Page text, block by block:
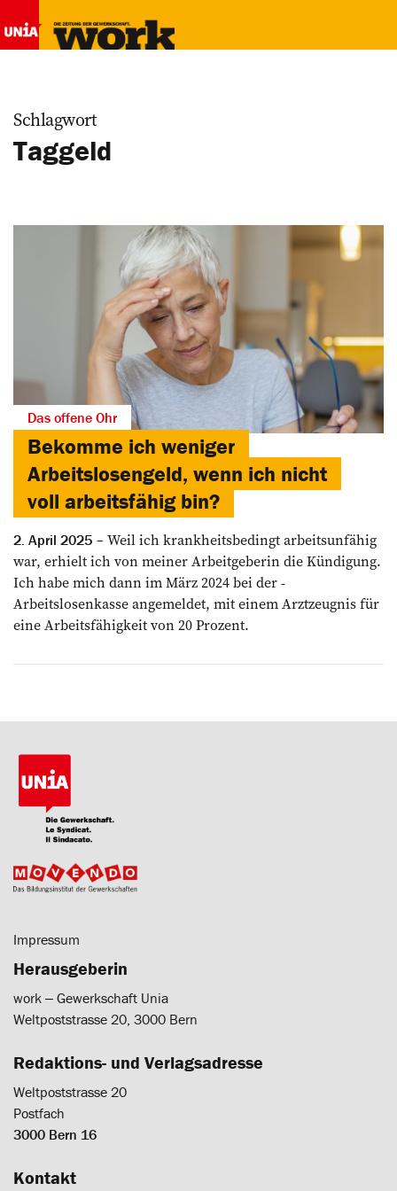
Schlagwort
Taggeld
Das offene Ohr
Bekomme ich weniger
Arbeitslosengeld, wenn ich nicht
voll arbeitsfähig bin?
2. April 2025
Weil ich krankheitsbedingt arbeits­unfähig
war, erhielt ich von meiner ­Arbeitgeberin die Kündigung.
Ich habe mich dann im März 2024 bei der ­
Arbeitslosenkasse angemeldet, mit ­einem Arztzeugnis für
eine Arbeitsfähigkeit von 20 Prozent.
Impressum
Herausgeberin
work ‒ Gewerkschaft Unia
Weltpoststrasse 20, 3000 Bern
Redaktions- und Verlagsadresse
Weltpoststrasse 20
Postfach
3000 Bern 16
Kontakt